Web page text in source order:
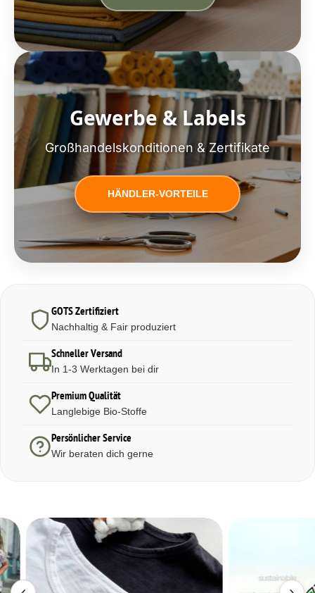
Gewerbe & Labels
Großhandelskonditionen & Zertifikate
HÄNDLER-VORTEILE
GOTS Zertifiziert
Nachhaltig & Fair produziert
Schneller Versand
In 1-3 Werktagen bei dir
Premium Qualität
Langlebige Bio-Stoffe
Persönlicher Service
Wir beraten dich gerne